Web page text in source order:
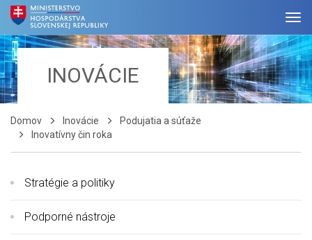
INOVÁCIE
Domov Inovácie
Podujatia a súťaže
Inovatívny čin roka
Stratégie a politiky
Podporné nástroje